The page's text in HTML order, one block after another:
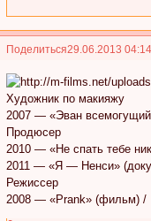
Поделиться29.06.2013
Художник по макияжу
2007 — «Эван
Продюсер
2010 — «Не спать тебе
2011 — «Я — Ненси»
Режиссер
2008 — «Prank» (фильм) /